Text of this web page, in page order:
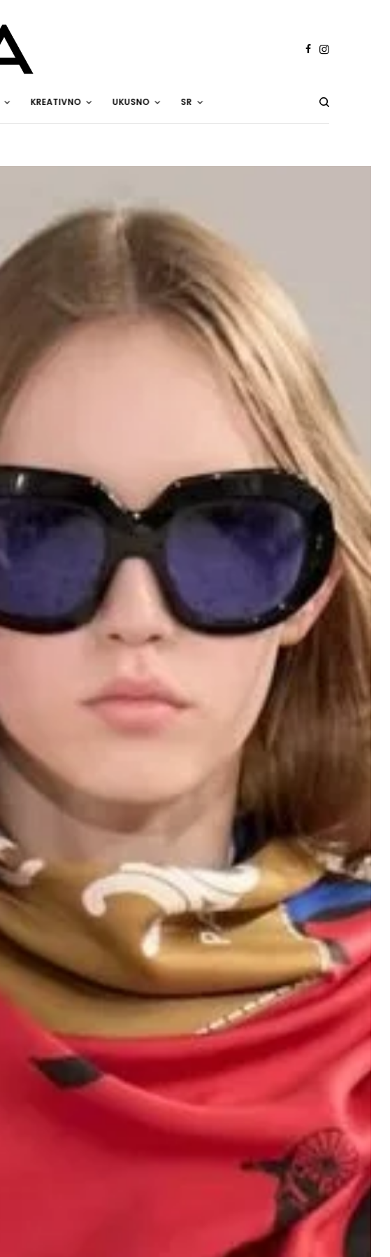
KREATIVNO UKUSNO SR